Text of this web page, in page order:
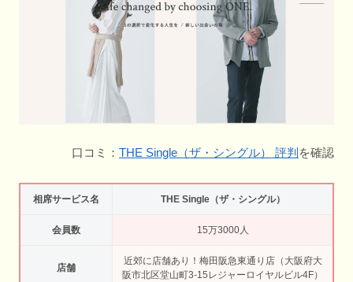
口コミ： THE Single（ザ・シングル） 評判 を確認
相席サービス名 THE Single（ザ・シングル）
会員数 15万3000人
店舗
近郊に店舗あり！梅田阪急東通り店（大阪府大
阪市北区堂山町3-15レジャーロイヤルビル4F）